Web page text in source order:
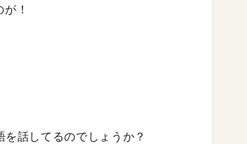
！
話してるのでしょうか？